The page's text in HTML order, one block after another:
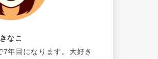
きなこ
年目になります。大好き